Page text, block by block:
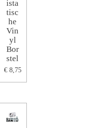
ista
tisc
he
Vin
yl
Bor
stel
€ 8,75